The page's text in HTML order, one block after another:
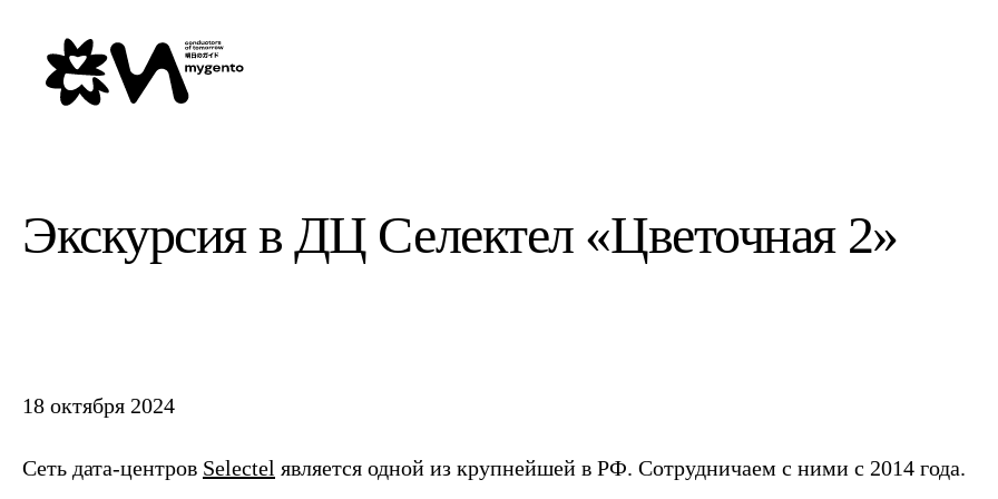
Экскурсия в ДЦ Селектел «Цветочная 2»
18 октября 2024
Сеть дата-центров Selectel является одной из крупнейшей в РФ. Сотрудничаем с ними c 2014 года.